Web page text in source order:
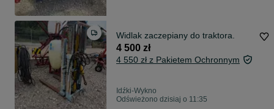
Widlak zaczepiany do traktora.
4 500 zł
4 550 zł z Pakietem Ochronnym
Idźki-Wykno
Odświeżono dzisiaj o 11:35